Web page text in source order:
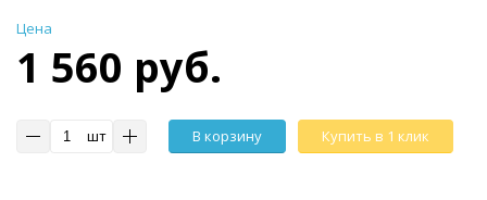
Цена
1 560 руб.
шт В корзину Купить в 1 клик